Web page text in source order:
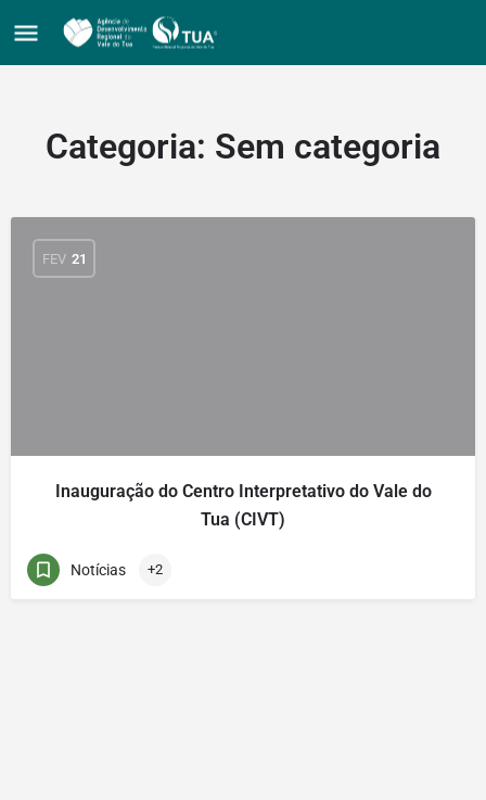
Categoria: Sem categoria
FEV 21
Inauguração do Centro Interpretativo do Vale do
Tua (CIVT)
Notícias +2